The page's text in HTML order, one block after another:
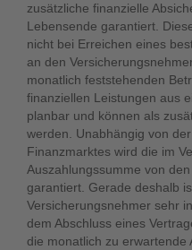
zusätzliche finanzielle
Lebensende garantiert.
nicht bei Erreichen eines
an den
monatlich feststehenden
finanziellen Leistungen aus
planbar und können als
werden. Unabhängig von
Finanzmarktes wird die im
Auszahlungssumme von
garantiert. Gerade deshalb
Versicherungsnehmer sehr
dem Abschluss eines
die monatlich zu erwartende